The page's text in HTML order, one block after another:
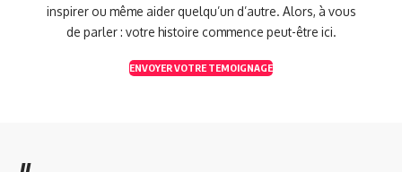
inspirer ou même aider quelqu’un d’autre. Alors, à vous
de parler : votre histoire commence peut-être ici.
ENVOYER VOTRE TEMOIGNAGE